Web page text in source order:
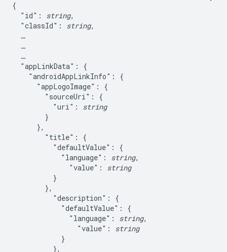
{
  "id":
string,
  "classId":
string,
  …
  …
  …
  "appLinkData": {
    "androidAppLinkInfo": {
      "appLogoImage": {
        "sourceUri": {
          "uri":
string
        }
      },
        "title": {
          "defaultValue": {
            "language":
string,
              "value":
string
          }
        },
          "description": {
            "defaultValue": {
              "language":
string,
                "value":
string
            }
          },